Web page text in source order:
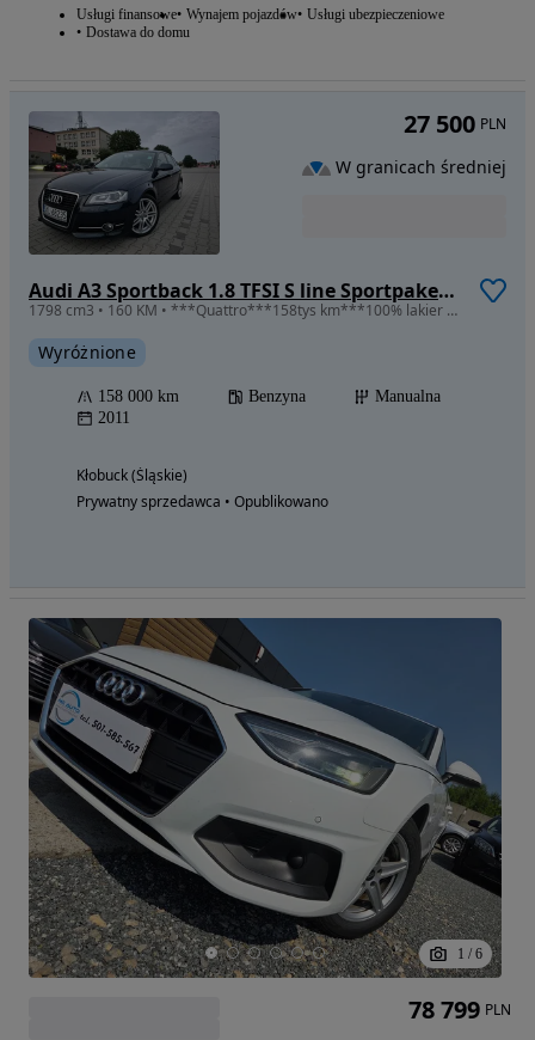
Usługi finansowe Wynajem pojazdów Usługi ubezpieczeniowe
Dostawa do domu
Audi A3 Sportback 1.8 TFSI S line Sportpaket (plus)
1798 cm3 • 160 KM • ***Quattro***158tys km***100% lakier OGINAŁ***SuperStan***
Wyróżnione
158 000 km Benzyna
Manualna
2011
Kłobuck (Śląskie)
Prywatny sprzedawca • Opublikowano
27 500 PLN
W granicach średniej
1 / 6
78 799 PLN